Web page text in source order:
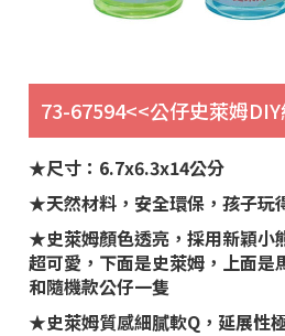
73-67594<<公仔史萊姆
★尺寸：6.7x6.3x14公分
★天然材料，安全環保，孩子玩
★史萊姆顏色透亮，採用新穎小
超可愛，下面是史萊姆，上面是
和隨機款公仔一隻
★史萊姆質感細膩軟Q，延展性